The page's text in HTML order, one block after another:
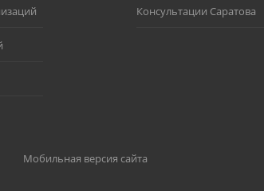
Консультации Саратова
Мобильная версия сайта